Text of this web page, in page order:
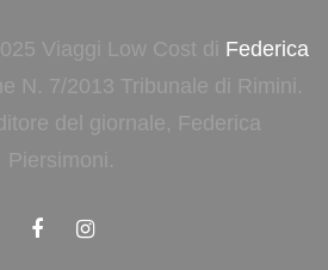
Viaggi Low Cost di Federica
N. 7/2013 Tribunale di Rimini.
del giornale, Federica
Piersimoni.